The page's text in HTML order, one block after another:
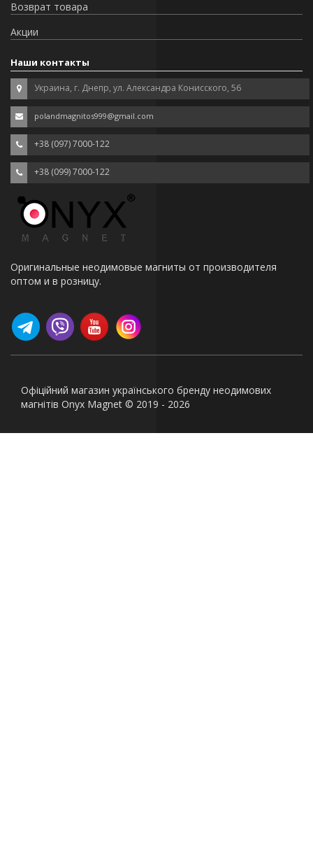
Возврат товара
Акции
Наши контакты
Украина, г. Днепр, ул. Александра Конисского, 56
polandmagnitos999@gmail.com
+38 (097) 7000-122
+38 (099) 7000-122
Оригинальные неодимовые магниты от производителя
оптом и в розницу.
Офіційний магазин українського бренду неодимових
магнітів Onyx Magnet © 2019 - 2026